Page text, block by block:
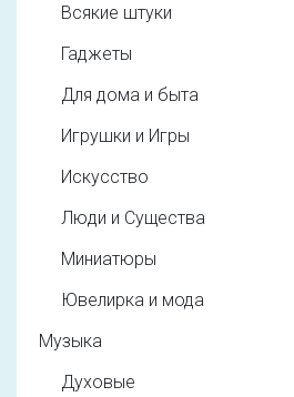
Всякие штуки
Гаджеты
Для дома и быта
Игрушки и Игры
Искусство
Люди и Существа
Миниатюры
Ювелирка и мода
Музыка
Духовые